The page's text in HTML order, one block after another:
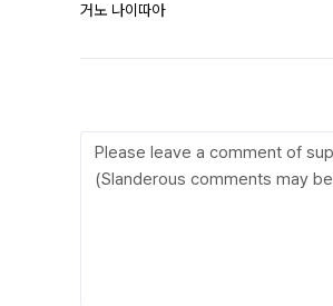
거노 나이따아